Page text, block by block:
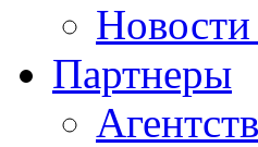
Новости
Партнеры